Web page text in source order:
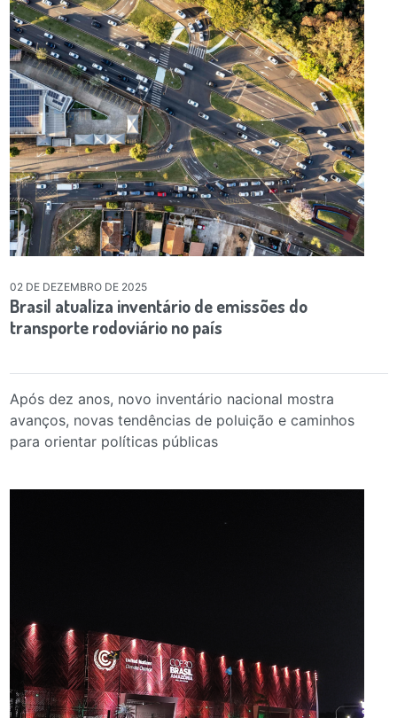
02 DE DEZEMBRO DE 2025
Brasil atualiza inventário de emissões do
transporte rodoviário no país
Após dez anos, novo inventário nacional mostra
avanços, novas tendências de poluição e caminhos
para orientar políticas públicas